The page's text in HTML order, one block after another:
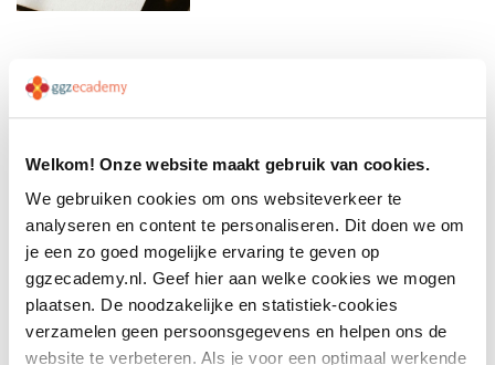
Welkom! Onze website maakt gebruik van cookies.
We gebruiken cookies om ons websiteverkeer te
analyseren en content te personaliseren. Dit doen we om
je een zo goed mogelijke ervaring te geven op
ggzecademy.nl. Geef hier aan welke cookies we mogen
plaatsen. De noodzakelijke en statistiek-cookies
verzamelen geen persoonsgegevens en helpen ons de
website te verbeteren. Als je voor een optimaal werkende
Terugblik congres:
11 jul 2026